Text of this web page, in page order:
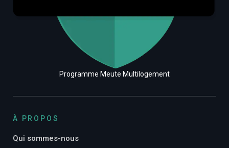
Programme Meute Multilogement
À PROPOS
Qui sommes-nous